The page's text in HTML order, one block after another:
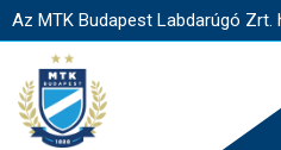
Az MTK Budapest Labdarúgó Zrt.